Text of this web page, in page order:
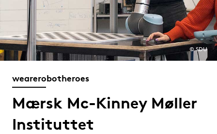
© SDU
wearerobotheroes
Mærsk Mc-Kinney Møller
Instituttet